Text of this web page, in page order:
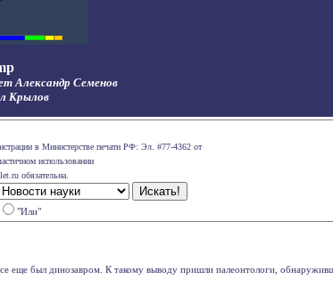
Александр Семенов
Крылов
в Министерстве печати РФ: Эл. #77-4362 от
использовании
обязательна.
"Или"
еще был динозавром. К такому выводу пришли палеонтологи,